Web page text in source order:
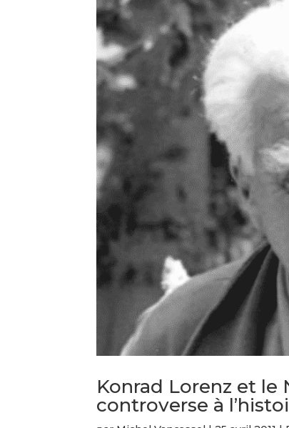
Konrad Lorenz et le
controverse à